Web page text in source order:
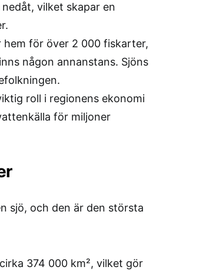
vilket skapar en
hem för över 2 000 fiskarter,
någon annanstans. Sjöns
roll i regionens ekonomi
för miljoner
sjö, och den är den största
374 000 km², vilket gör